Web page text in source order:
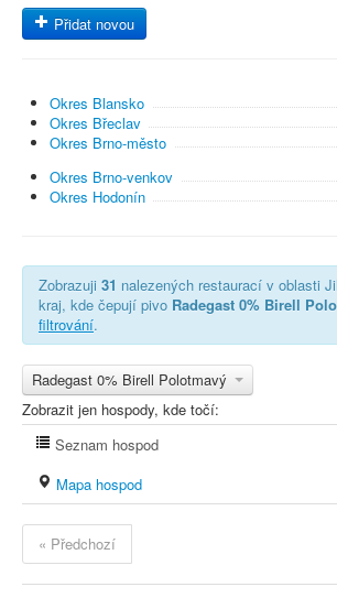
Přidat novou
Okres Blansko
Okres Břeclav
Okres Brno-město
Okres Brno-venkov
Okres Hodonín
Zobrazuji 31 nalezených restaurací v oblasti
kraj, kde čepují pivo Radegast 0% Birell
filtrování.
Radegast 0% Birell Polotmavý
Zobrazit jen hospody, kde točí:
Seznam hospod
Mapa hospod
« Předchozí